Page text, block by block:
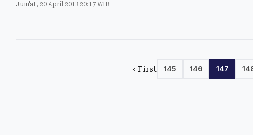
Jum'at, 20 April 2018 20:17 WIB
‹ First 145 146 147